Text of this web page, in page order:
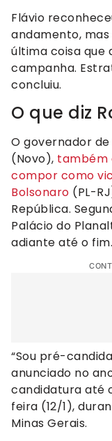
Flávio
andamento,
última coisa que
campanha.
concluiu.
O que diz
O governador de
(Novo), também
compor como
Bolsonaro (PL-
República.
Palácio do
adiante até o fim.
“Sou pré-
anunciado no
candidatura até
feira (12/1),
Minas Gerais.